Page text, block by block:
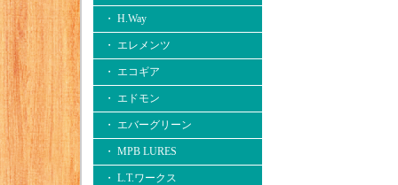
・ H.Way
・ エレメンツ
・ エコギア
・ エドモン
・ エバーグリーン
・ MPB LURES
・ L.T.ワークス